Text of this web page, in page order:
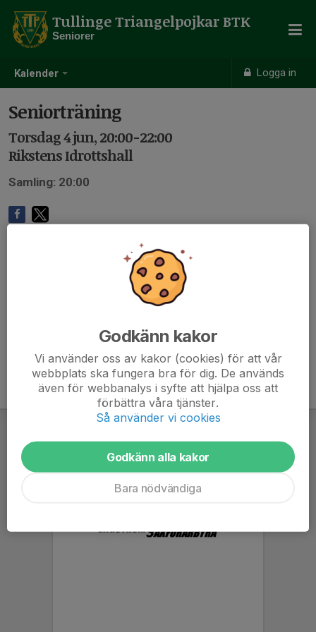
Kalender Logga in
Tullinge Triangelpojkar BTK
Seniorer
Seniorträning
Torsdag 4 jun, 20:00-22:00
Rikstens Idrottshall
Samling: 20:00
Godkänn kakor
Vi använder oss av kakor (cookies) för att vår
webbplats ska fungera bra för dig. De används
även för webbanalys i syfte att hjälpa oss att
förbättra våra tjänster.
Så använder vi cookies
Godkänn alla kakor
Bara nödvändiga